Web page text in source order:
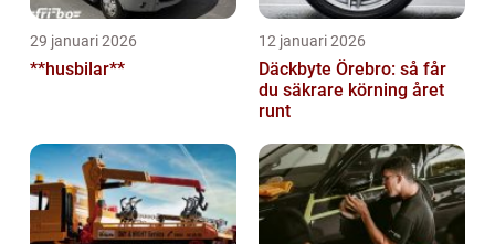
29 januari 2026
**husbilar**
12 januari 2026
Däckbyte Örebro: så får
du säkrare körning året
runt